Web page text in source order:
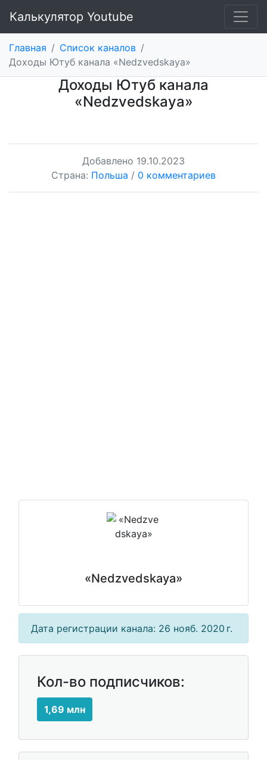
Калькулятор Youtube
Главная / Список каналов /
Доходы Ютуб канала «Nedzvedskaya»
Доходы Ютуб канала
«Nedzvedskaya»
Добавлено 19.10.2023
Страна: Польша / 0 комментариев
«Nedzvedskaya»
Дата регистрации канала: 26 нояб. 2020 г.
Кол-во подписчиков:
1,69 млн